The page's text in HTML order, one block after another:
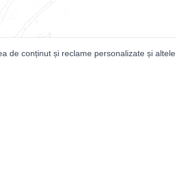
de conținut și reclame personalizate și altele.